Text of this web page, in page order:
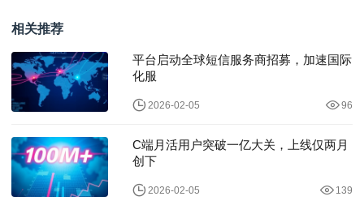
相关推荐
平台启动全球短信服务商招募，加速国际
化服
2026-02-05 96
C端月活用户突破一亿大关，上线仅两月
创下
2026-02-05 139